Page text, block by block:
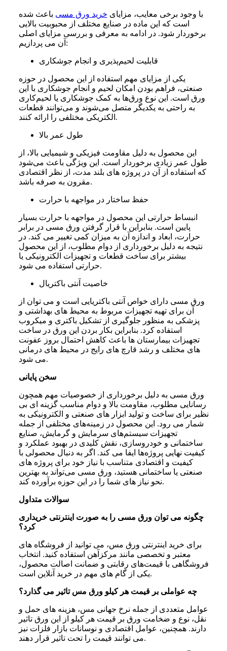
با وجود برخی معایب، مزایای خرید ورق مسی باعث شده‌
است که این ماده در صنایع مختلف از محبوبیت بالایی
برخوردار شود. در ادامه به معرفی و بررسی مزایای اصلی
آن می پردازیم:
قابلیت لحیم‌پذیری و انجام جوشکاری
یکی از مزایای مهم استفاده از این محصول در حوزه
صنعتی، فراهم بودن امکان لحیم و انجام جوشکاری با این
ورق است. این نوع ورق‌ها به کمک جوشکاری یا لحیم‌کاری
به راحتی به یکدیگر متصل می‌شوند و می‌توانند قطعات
الکتريکی مختلفی را ارائه کنند.
طول عمر بالا
این محصول به دلیل مقاومت فیزیکی و شیمیایی بالا، از
طول عمر زیادی برخوردار است. این ویژگی باعث می‌شود
که استفاده از آن در پروژه‌ های بلند مدت، از نظر اقتصادی
مقرون به صرفه باشد.
حفظ ساختار در مواجهه با حرارت
انبساط حرارتی این محصول در مواجهه با حرارت بسیار
پایین است. بنابراین با قرار گرفتن ورق مسی در برابر
حرارت، ابعاد و اندازه آن به میزان کمی تغییر می‌ کند. در
نتیجه به دلیل برخورداری از دوام مطلوب، از این محصول
بیشتر برای ساخت قطعات و تجهیزات الکترونیکی یا
حرارتی استفاده می شود.
خاصیت آنتی باکتریال
ورق مسی دارای خواص آنتی‌ باکتریایی است و می‌ توان از
آن برای تهیه تجهیزات مربوط به محیط ‌های بهداشتی و
پزشکی به منظور جلوگیری از تشکیل باکتری و میکروب‌
استفاده کرد. بنابراین بکار بردن این ورق در ساخت
تجهیزات بیمارستان‌ ها باعث کاهش احتمال بروز عفونت
‌های مختلف و رشد قارچ‌‌ های رایج در محیط ‌های درمانی
می‌ شود.
سخن پایانی
ورق مسی به دلیل برخورداری از خصوصیات مهم همچون
رسانایی مطلوب، مقاومت بالا و دوام مناسب گزینه ‌ای بی
‌نظیر برای ساخت و تولید ابزار های صنعتی و الکترونیکی به‌
شمار می رود. این محصول در زمینه‌های مختلفی از جمله
تجهیزات سیستم‌های سرمایش و گرمایش، صنایع
ساختمانی و خودروسازی، نقش کلیدی در بهبود عملکرد و
کیفیت نهایی پروژه‌ها ایفا می ‌کند. اگر به دنبال محصولی با
کیفیت و اقتصادی متناسب با نیاز خود برای پروژه‌ های
صنعتی یا ساختمانی هستید، ورق مسی می‌تواند به بهترین
نحو نیاز های شما را در این حوزه برآورده کند.
سوالات متداول
چگونه می‌ توان ورق مسی را به صورت اینترنتی خریداری
کرد؟
برای خرید اینترنتی ورق مس، می‌ توانید از فروشگاه‌ های
معتبر و تخصصی مانند مرکزآهن استفاده کنید. انتخاب
فروشگاهی با قیمت‌های رقابتی و ضمانت اصالت محصول،
یکی از گام‌ های مهم در خرید آنلاین است.
چه عواملی بر قیمت هر کیلو ورق مس تاثیر می‌ گذارد؟
عوامل متعددی از جمله نرخ جهانی مس، هزینه‌ های حمل و
نقل، نوع و ضخامت ورق بر قیمت هر کیلو از این ورق تاثیر
دارند. همچنین، عوامل اقتصادی و نوسانات بازار فلزات نیز
می‌ توانند قیمت را تحت تاثیر قرار دهند.